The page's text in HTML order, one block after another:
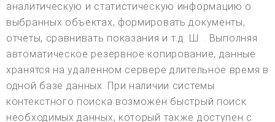
аналитическую и статистическую информацию о
выбранных объектах, формировать документы,
отчеты, сравнивать показания и т.д. Ш. . Выполняя
автоматическое резервное копирование, данные
хранятся на удаленном сервере длительное время в
одной базе данных. При наличии системы
контекстного поиска возможен быстрый поиск
необходимых данных, который также доступен с